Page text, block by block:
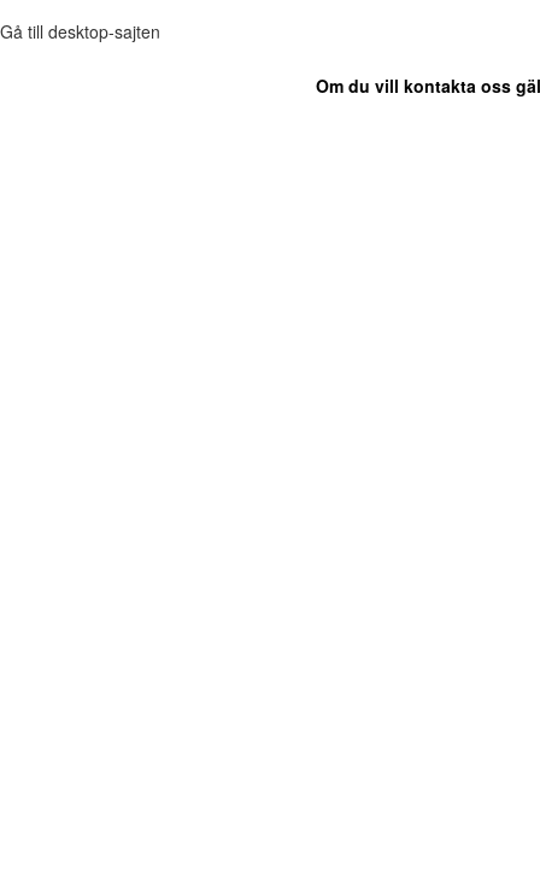
Gå till desktop-sajten
Om du vill kontakta oss